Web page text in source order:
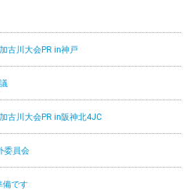
古川大会PR in神戸
古川大会PR in阪神北4JC
委員会
備です